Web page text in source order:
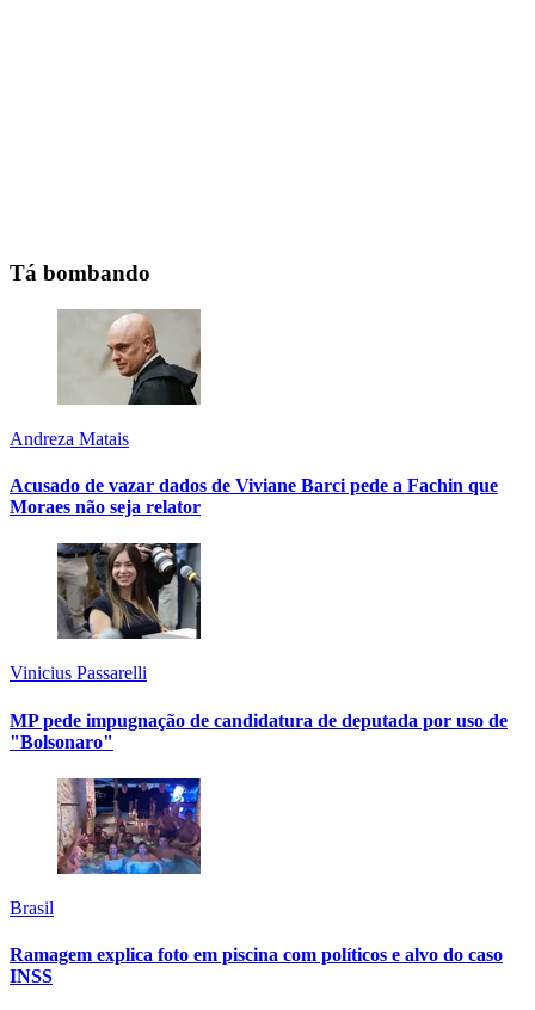
Tá bombando
Andreza Matais
Acusado de vazar dados de Viviane Barci pede a Fachin que
Moraes não seja relator
Vinicius Passarelli
MP pede impugnação de candidatura de deputada por uso de
"Bolsonaro"
Brasil
Ramagem explica foto em piscina com políticos e alvo do caso
INSS